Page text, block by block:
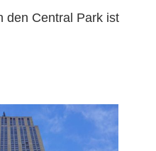
den Central Park ist